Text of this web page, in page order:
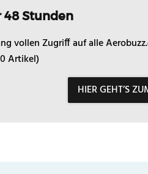
Stunden
vollen Zugriff auf alle
Artikel)
HIER GEHT’S